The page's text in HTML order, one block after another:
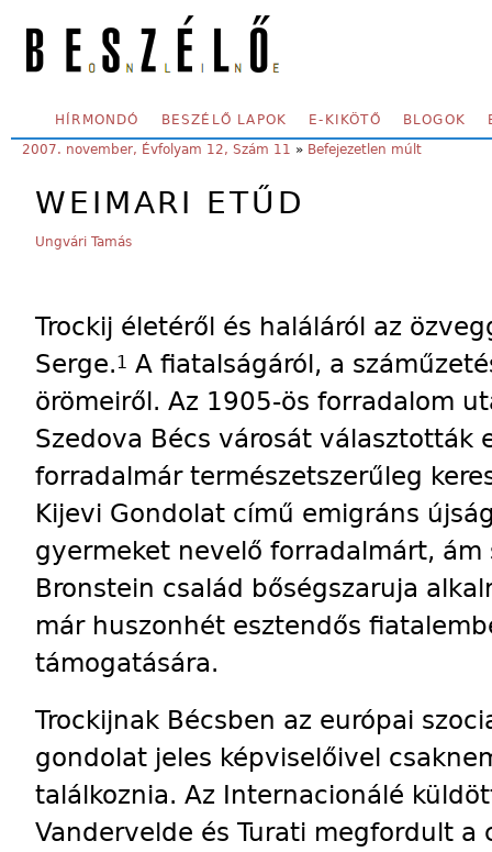
SECONDARY MENU
HÍRMONDÓ BESZÉLŐ LAPOK E-KIKÖTŐ BLOGOK
YOU ARE HERE:
2007. november, Évfolyam 12, Szám 11 » Befejezetlen múlt
WEIMARI ETŰD
Ungvári Tamás
Trockij életéről és haláláról az
Serge.1 A fiatalságáról, a
örömeiről. Az 1905-ös forradalom
Szedova Bécs városát választották
forradalmár természetszerűleg
Kijevi Gondolat című emigráns
gyermeket nevelő forradalmárt, ám
Bronstein család bőségszaruja
már huszonhét esztendős
támogatására.
Trockijnak Bécsben az európai
gondolat jeles képviselőivel
találkoznia. Az Internacionálé
Vandervelde és Turati megfordult a